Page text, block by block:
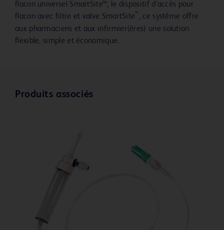
flacon universel SmartSite™, le dispositif d’accès pour
flacon avec filtre et valve SmartSite™ , ce système offre
aux pharmaciens et aux infirmier(ères) une solution
flexible, simple et économique.
Produits associés